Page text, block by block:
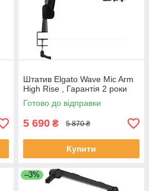
Штатив Elgato Wave Mic Arm
High Rise , Гарантія 2 роки
Готово до відправки
5 690 ₴ 5 870 ₴
Купити
–3%